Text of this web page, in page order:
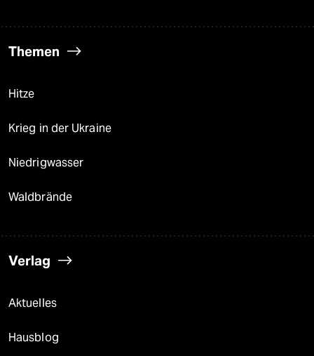
Themen
Hitze
Krieg in der Ukraine
Niedrigwasser
Waldbrände
Verlag
Aktuelles
Hausblog